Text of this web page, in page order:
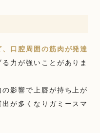
、口腔周囲の筋肉が発達
力が強いことがありま
影響で上唇が持ち上が
が多くなりガミースマ